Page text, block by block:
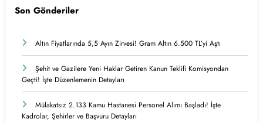
Son Gönderiler
Altın Fiyatlarında 5,5 Ayın Zirvesi! Gram Altın 6.500 TL’yi Aştı
Şehit ve Gazilere Yeni Haklar Getiren Kanun Teklifi Komisyondan
Geçti! İşte Düzenlemenin Detayları
Mülakatsız 2.133 Kamu Hastanesi Personel Alımı Başladı! İşte
Kadrolar, Şehirler ve Başvuru Detayları